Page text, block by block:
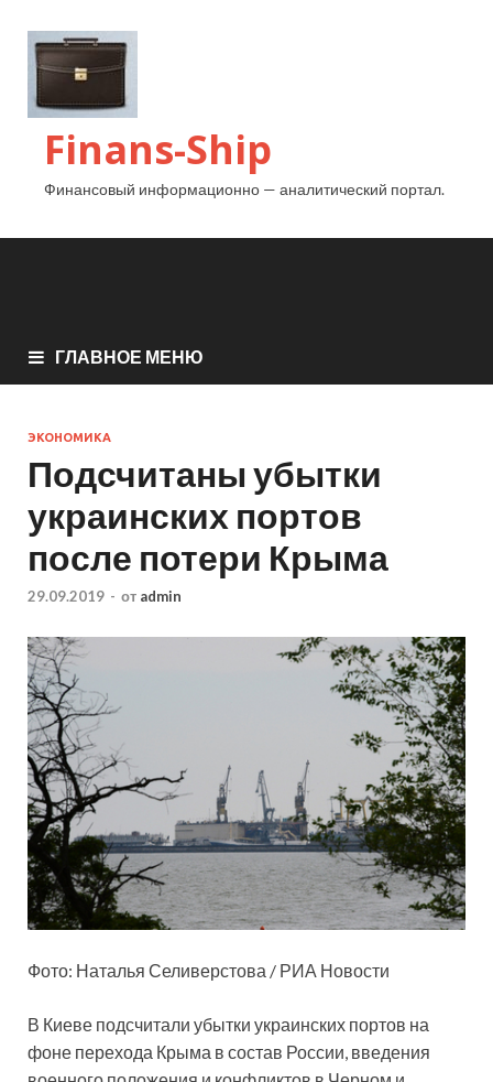
Finans-Ship
Финансовый информационно — аналитический портал.
ГЛАВНОЕ МЕНЮ
ЭКОНОМИКА
Подсчитаны убытки
украинских портов
после потери Крыма
29.09.2019 - от admin
Фото: Наталья Селиверстова / РИА Новости
В Киеве подсчитали убытки украинских портов на
фоне перехода Крыма в состав России, введения